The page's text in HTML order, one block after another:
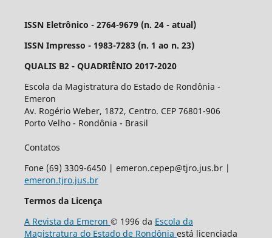
ISSN Eletrônico - 2764-9679 (n. 24 - atual)
ISSN Impresso - 1983-7283 (n. 1 ao n. 23)
QUALIS B2 - QUADRIÊNIO 2017-2020
Escola da Magistratura do Estado de Rondônia -
Emeron
Av. Rogério Weber, 1872, Centro. CEP 76801-906
Porto Velho - Rondônia - Brasil
Contatos
Fone (69) 3309-6450 | emeron.cepep@tjro.jus.br |
emeron.tjro.jus.br
Termos da Licença
A Revista da Emeron © 1996 da Escola da
Magistratura do Estado de Rondônia está licenciada